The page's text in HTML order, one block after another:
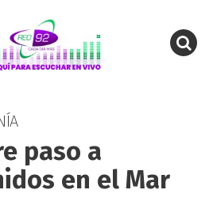
paso a
en el Mar